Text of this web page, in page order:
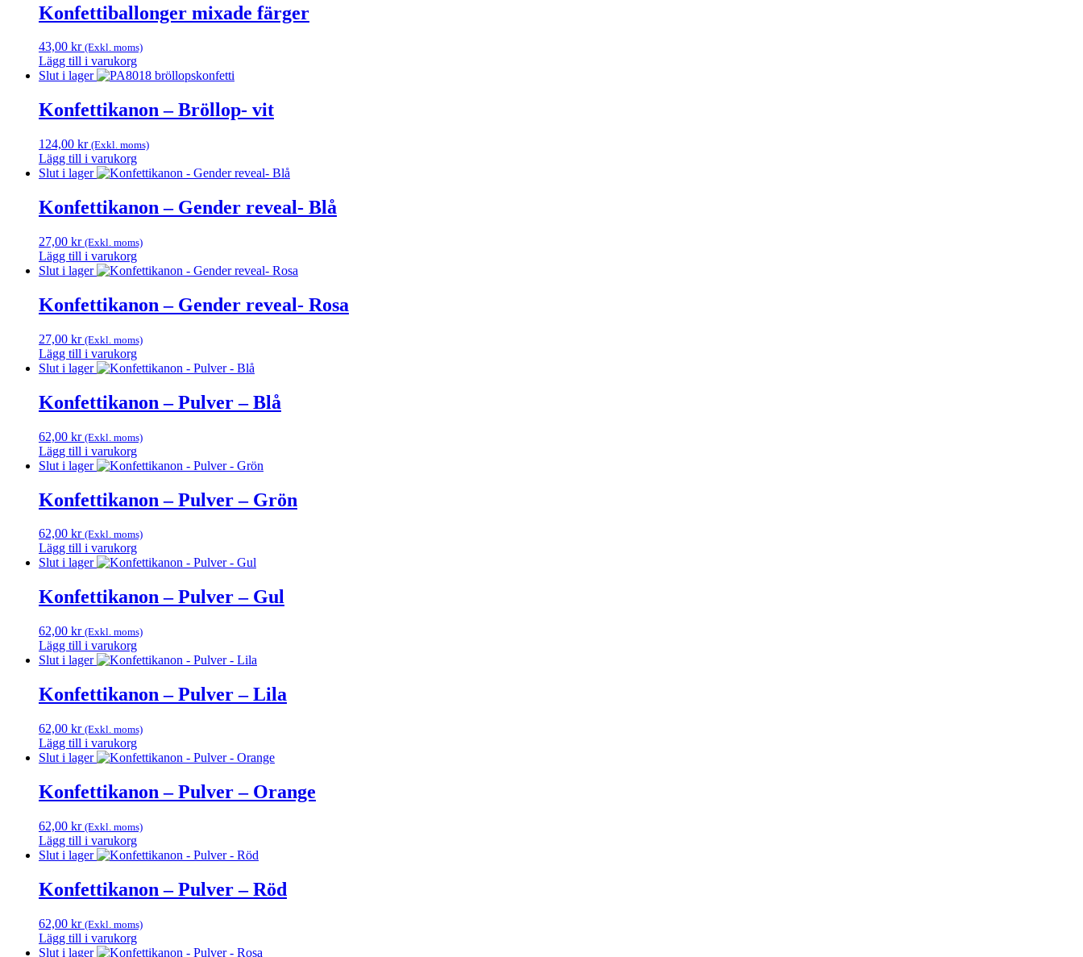
Konfettiballonger mixade färger
43,00 kr (Exkl. moms)
Lägg till i varukorg
Slut i lager
Konfettikanon – Bröllop- vit
124,00 kr (Exkl. moms)
Lägg till i varukorg
Slut i lager
Konfettikanon – Gender reveal- Blå
27,00 kr (Exkl. moms)
Lägg till i varukorg
Slut i lager
Konfettikanon – Gender reveal- Rosa
27,00 kr (Exkl. moms)
Lägg till i varukorg
Slut i lager
Konfettikanon – Pulver – Blå
62,00 kr (Exkl. moms)
Lägg till i varukorg
Slut i lager
Konfettikanon – Pulver – Grön
62,00 kr (Exkl. moms)
Lägg till i varukorg
Slut i lager
Konfettikanon – Pulver – Gul
62,00 kr (Exkl. moms)
Lägg till i varukorg
Slut i lager
Konfettikanon – Pulver – Lila
62,00 kr (Exkl. moms)
Lägg till i varukorg
Slut i lager
Konfettikanon – Pulver – Orange
62,00 kr (Exkl. moms)
Lägg till i varukorg
Slut i lager
Konfettikanon – Pulver – Röd
62,00 kr (Exkl. moms)
Lägg till i varukorg
Slut i lager